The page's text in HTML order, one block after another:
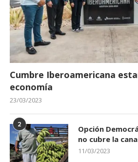
Cumbre Iberoamericana
economía
23/03/2023
2
Opción
no cubre la
11/03/2023